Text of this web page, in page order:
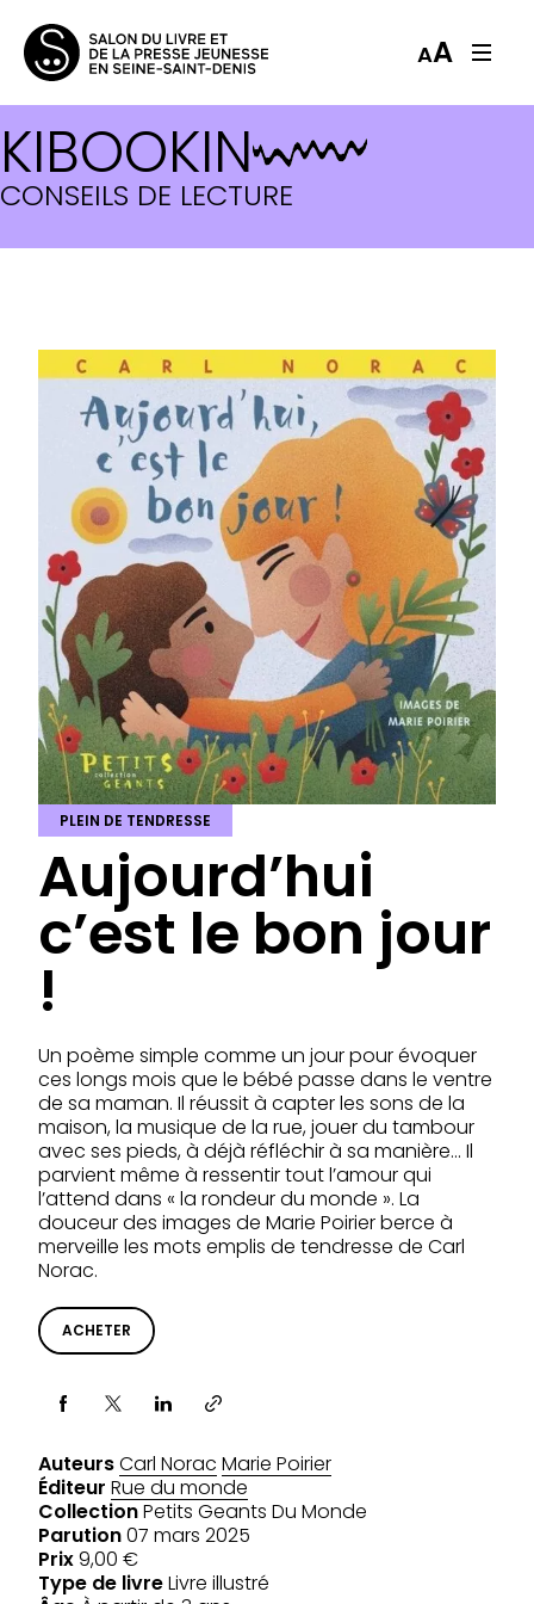
AA
KIBOOKIN
CONSEILS DE LECTURE
PLEIN DE TENDRESSE
Aujourd’hui
c’est le bon jour
!
Un poème simple comme un jour pour évoquer
ces longs mois que le bébé passe dans le ventre
de sa maman. Il réussit à capter les sons de la
maison, la musique de la rue, jouer du tambour
avec ses pieds, à déjà réfléchir à sa manière… Il
parvient même à ressentir tout l’amour qui
l’attend dans « la rondeur du monde ». La
douceur des images de Marie Poirier berce à
merveille les mots emplis de tendresse de Carl
Norac.
ACHETER
Partager via
AuteursCarl Norac Marie Poirier
Éditeur Rue du monde
CollectionPetits Geants Du Monde
Parution07 mars 2025
Prix9,00 €
Type de livreLivre illustré